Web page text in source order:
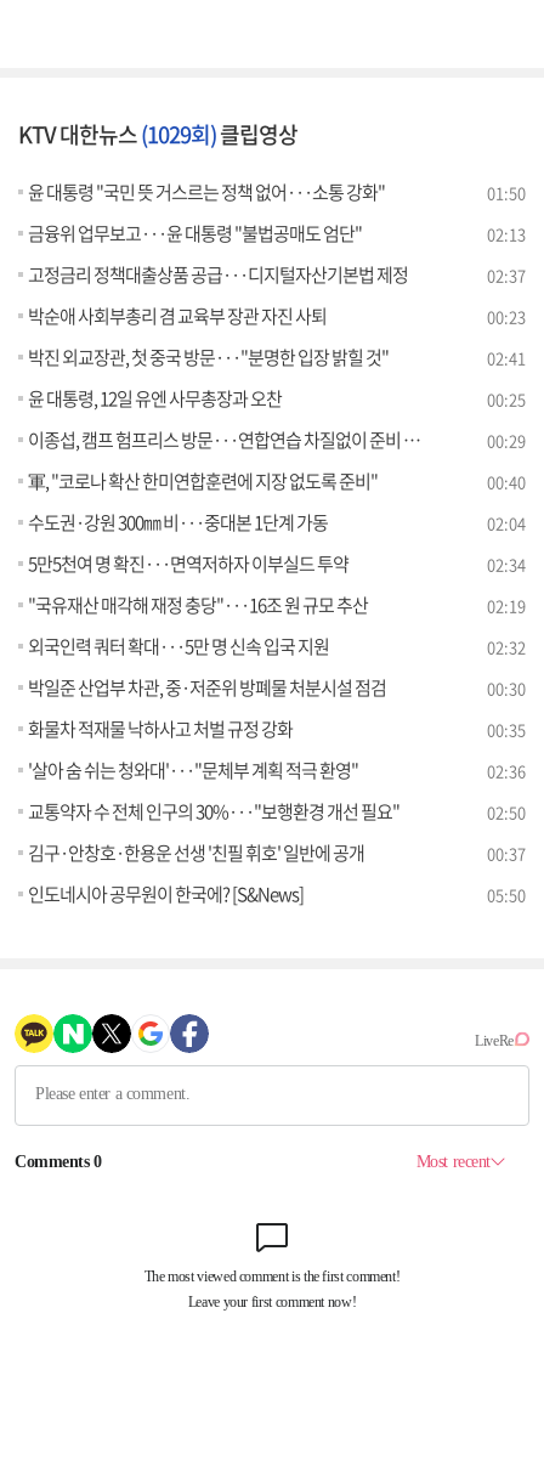
KTV 대한뉴스(1029회)클립영상
윤 대통령 "국민 뜻 거스르는 정책 없어···소통 강화" 01:50
금융위 업무보고···윤 대통령 "불법공매도 엄단" 02:13
고정금리 정책대출상품 공급···디지털자산기본법 제정 02:37
박순애 사회부총리 겸 교육부 장관 자진 사퇴 00:23
박진 외교장관, 첫 중국 방문···"분명한 입장 밝힐 것" 02:41
윤 대통령, 12일 유엔 사무총장과 오찬 00:25
이종섭, 캠프 험프리스 방문···연합연습 차질없이 준비 당부 00:29
軍, "코로나 확산 한미연합훈련에 지장 없도록 준비" 00:40
수도권·강원 300㎜ 비···중대본 1단계 가동 02:04
5만5천여 명 확진···면역저하자 이부실드 투약 02:34
"국유재산 매각해 재정 충당"···16조 원 규모 추산 02:19
외국인력 쿼터 확대···5만 명 신속 입국 지원 02:32
박일준 산업부 차관, 중·저준위 방폐물 처분시설 점검 00:30
화물차 적재물 낙하사고 처벌 규정 강화 00:35
'살아 숨 쉬는 청와대'···"문체부 계획 적극 환영" 02:36
교통약자 수 전체 인구의 30%···"보행환경 개선 필요" 02:50
김구·안창호·한용운 선생 '친필 휘호' 일반에 공개 00:37
인도네시아 공무원이 한국에? [S&News] 05:50